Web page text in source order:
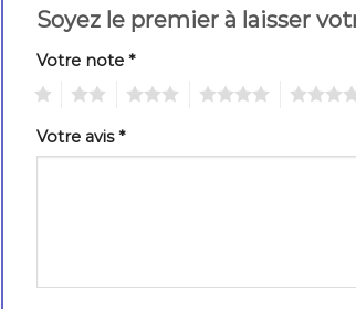
Soyez le premier à laisser
Votre note *
Votre avis*